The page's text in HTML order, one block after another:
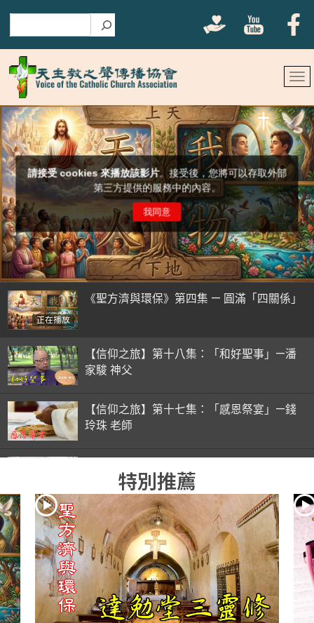
正在播放
《聖方濟與環保》第四集 — 圓滿「四關係」
【信仰之旅】第十八集：「和好聖事」—潘
家駿 神父
【信仰之旅】第十七集：「感恩祭宴」—錢
玲珠 老師
錢玲珠 老師
【信仰之旅】第十五集：「入門聖事」—錢
玲珠 老師
【信仰之旅】第十四集：「天主十誡(下)」
—金毓瑋 神父
特別推薦